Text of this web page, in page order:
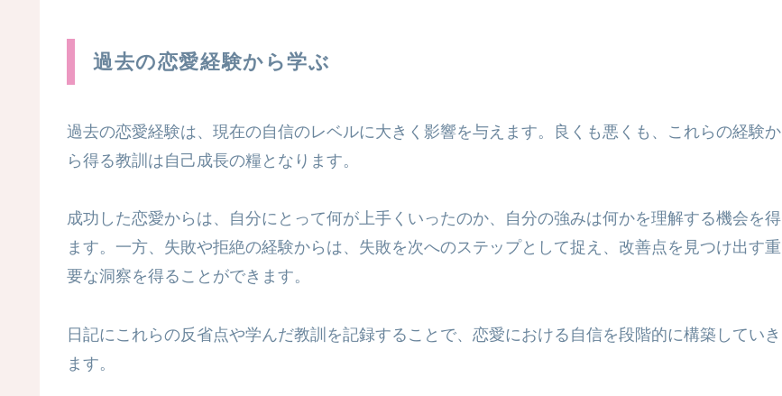
過去の恋愛経験から学ぶ
過去の恋愛経験は、現在の自信のレベルに大きく影響を与えます。良くも悪くも、これらの経験か
ら得る教訓は自己成長の糧となります。
成功した恋愛からは、自分にとって何が上手くいったのか、自分の強みは何かを理解する機会を得
ます。一方、失敗や拒絶の経験からは、失敗を次へのステップとして捉え、改善点を見つけ出す重
要な洞察を得ることができます。
日記にこれらの反省点や学んだ教訓を記録することで、恋愛における自信を段階的に構築していき
ます。